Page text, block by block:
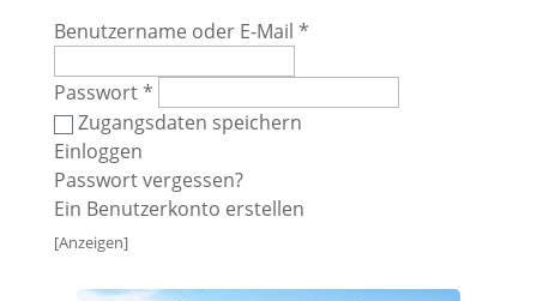
Benutzername oder E-Mail *
Passwort*
Zugangsdaten speichern
Einloggen
Passwort vergessen?
Ein Benutzerkonto erstellen
[Anzeigen]